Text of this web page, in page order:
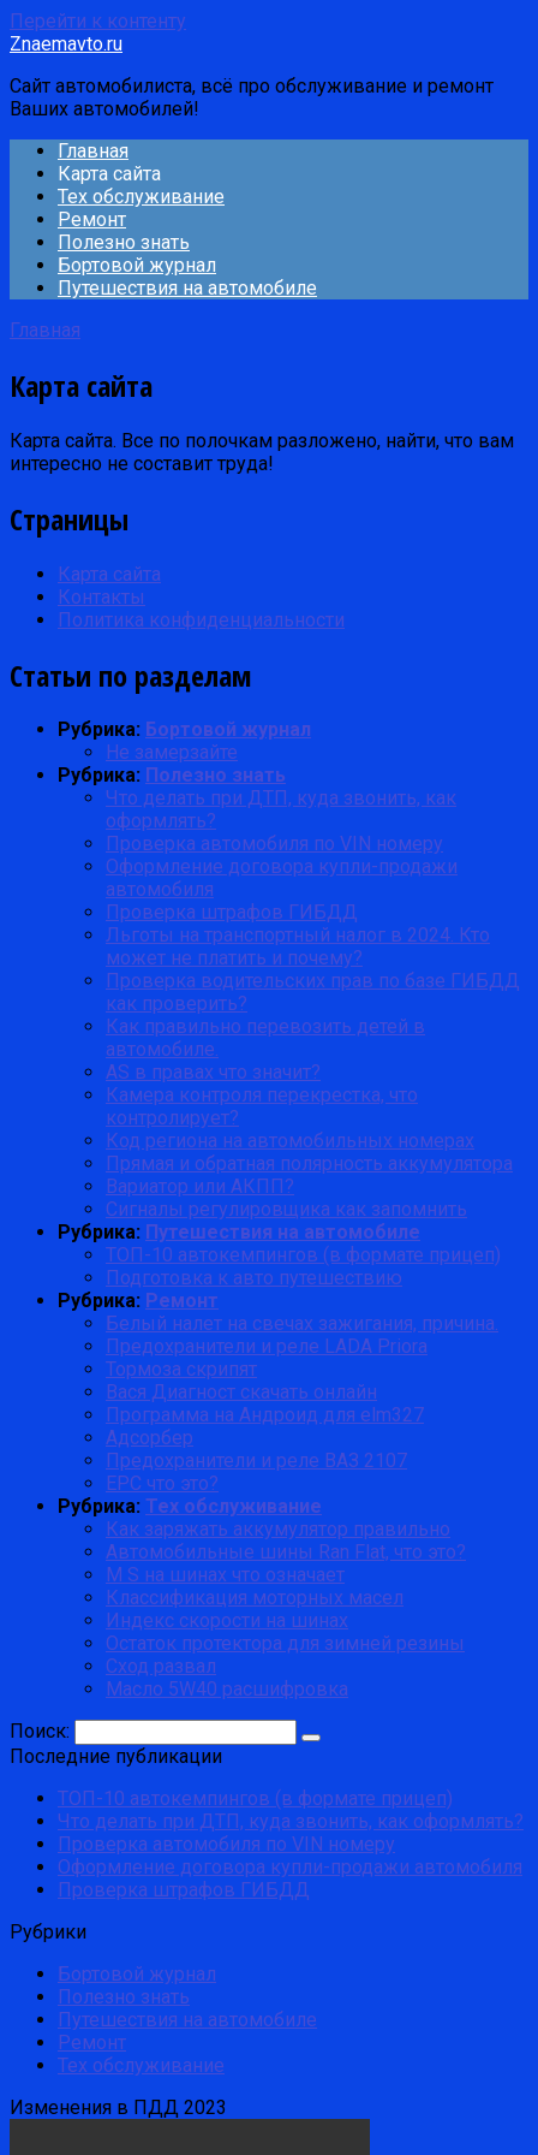
Перейти к контенту
Znaemavto.ru
Сайт автомобилиста, всё про обслуживание и ремонт
Ваших автомобилей!
Главная
Карта сайта
Тех обслуживание
Ремонт
Полезно знать
Бортовой журнал
Путешествия на автомобиле
Главная
Карта сайта
Карта сайта. Все по полочкам разложено, найти, что вам
интересно не составит труда!
Страницы
Карта сайта
Контакты
Политика конфиденциальности
Статьи по разделам
Рубрика: Бортовой журнал
Не замерзайте
Рубрика: Полезно знать
Что делать при ДТП, куда звонить, как
оформлять?
Проверка автомобиля по VIN номеру
Оформление договора купли-продажи
автомобиля
Проверка штрафов ГИБДД
Льготы на транспортный налог в 2024. Кто
может не платить и почему?
Проверка водительских прав по базе ГИБДД
как проверить?
Как правильно перевозить детей в
автомобиле.
AS в правах что значит?
Камера контроля перекрестка, что
контролирует?
Код региона на автомобильных номерах
Прямая и обратная полярность аккумулятора
Вариатор или АКПП?
Сигналы регулировщика как запомнить
Рубрика: Путешествия на автомобиле
ТОП-10 автокемпингов (в формате прицеп)
Подготовка к авто путешествию
Рубрика: Ремонт
Белый налет на свечах зажигания, причина.
Предохранители и реле LADA Priora
Тормоза скрипят
Вася Диагност скачать онлайн
Программа на Андроид для elm327
Адсорбер
Предохранители и реле ВАЗ 2107
EPC что это?
Рубрика: Тех обслуживание
Как заряжать аккумулятор правильно
Автомобильные шины Ran Flat, что это?
M S на шинах что означает
Классификация моторных масел
Индекс скорости на шинах
Остаток протектора для зимней резины
Сход развал
Масло 5W40 расшифровка
Поиск:
Последние публикации
ТОП-10 автокемпингов (в формате прицеп)
Что делать при ДТП, куда звонить, как оформлять?
Проверка автомобиля по VIN номеру
Оформление договора купли-продажи автомобиля
Проверка штрафов ГИБДД
Рубрики
Бортовой журнал
Полезно знать
Путешествия на автомобиле
Ремонт
Тех обслуживание
Изменения в ПДД 2023